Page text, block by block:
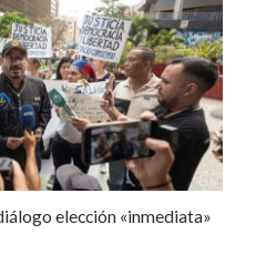
elección «inmediata»